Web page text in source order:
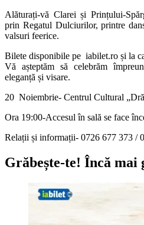
Alăturați-vă Clarei și Prințului-
prin Regatul Dulciurilor, printre
valsuri feerice.
Bilete disponibile pe iabilet.ro și la
Vă așteptăm să celebrăm
eleganță și visare.
20 Noiembrie- Centrul Cultural
Ora 19:00-Accesul în sală se face
Relații și informații- 0726 677 373 /
Grăbește-te! Încă mai